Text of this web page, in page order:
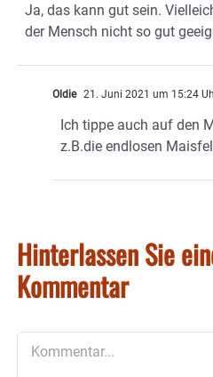
Ja, das kann gut sein.
der Mensch nicht so gut
Oldie 21. Juni 2021 um 15:24
Ich tippe auch auf den
z.B.die endlosen
Hinterlassen Sie
Kommentar